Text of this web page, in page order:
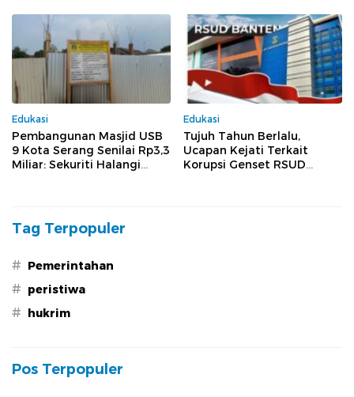
Dikorupsi
Edukasi
Pembangunan Masjid USB
9 Kota Serang Senilai Rp3,3
Miliar: Sekuriti Halangi
Edukasi
Tujuh Tahun Berlalu,
Ucapan Kejati Terkait
Korupsi Genset RSUD
Tag Terpopuler
# Pemerintahan
# peristiwa
# hukrim
Pos Terpopuler